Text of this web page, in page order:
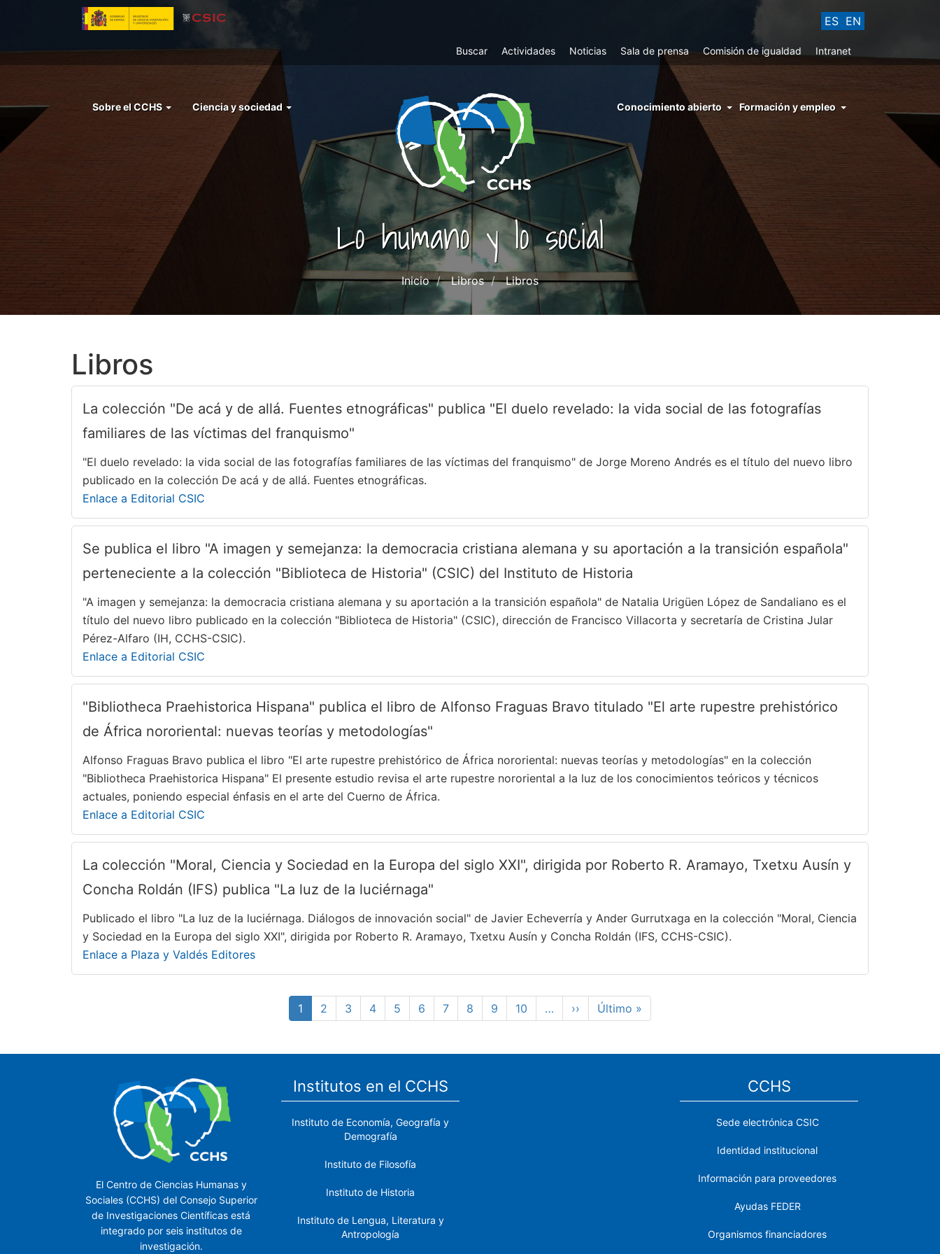
principal
ES EN
Top
Buscar Actividades Noticias Sala de prensa Comisión de igualdad Intranet
Menu
Sobre el CCHS Ciencia y sociedad
menu
conocimiento
abierto
Conocimiento abierto Formación y empleo
Lo humano y lo social
Inicio Libros Libros
Libros
La colección "De acá y de allá. Fuentes etnográficas" publica "El duelo revelado: la vida social de las fotografías
familiares de las víctimas del franquismo"
"El duelo revelado: la vida social de las fotografías familiares de las víctimas del franquismo" de Jorge Moreno Andrés es el título del nuevo libro
publicado en la colección De acá y de allá. Fuentes etnográficas.
Enlace a Editorial CSIC
Se publica el libro "A imagen y semejanza: la democracia cristiana alemana y su aportación a la transición española"
perteneciente a la colección "Biblioteca de Historia" (CSIC) del Instituto de Historia
"A imagen y semejanza: la democracia cristiana alemana y su aportación a la transición española" de Natalia Urigüen López de Sandaliano es el
título del nuevo libro publicado en la colección "Biblioteca de Historia" (CSIC), dirección de Francisco Villacorta y secretaría de Cristina Jular
Pérez-Alfaro (IH, CCHS-CSIC).
Enlace a Editorial CSIC
"Bibliotheca Praehistorica Hispana" publica el libro de Alfonso Fraguas Bravo titulado "El arte rupestre prehistórico
de África nororiental: nuevas teorías y metodologías"
Alfonso Fraguas Bravo publica el libro "El arte rupestre prehistórico de África nororiental: nuevas teorías y metodologías" en la colección
"Bibliotheca Praehistorica Hispana" El presente estudio revisa el arte rupestre nororiental a la luz de los conocimientos teóricos y técnicos
actuales, poniendo especial énfasis en el arte del Cuerno de África.
Enlace a Editorial CSIC
La colección "Moral, Ciencia y Sociedad en la Europa del siglo XXI", dirigida por Roberto R. Aramayo, Txetxu Ausín y
Concha Roldán (IFS) publica "La luz de la luciérnaga"
Publicado el libro "La luz de la luciérnaga. Diálogos de innovación social" de Javier Echeverría y Ander Gurrutxaga en la colección "Moral, Ciencia
y Sociedad en la Europa del siglo XXI", dirigida por Roberto R. Aramayo, Txetxu Ausín y Concha Roldán (IFS, CCHS-CSIC).
Enlace a Plaza y Valdés Editores
Página
actual
1 Page
2 Page
3 Page
4 Page
5 Page
6 Page
7 Page
8 Page
9 Page
10 …
Siguiente
página
››
Última
página
Último »
El Centro de Ciencias Humanas y
Sociales (CCHS) del Consejo Superior
de Investigaciones Científicas está
integrado por seis institutos de
investigación.
Institutos en el CCHS
Instituto de Economía, Geografía y
Demografía
Instituto de Filosofía
Instituto de Historia
Instituto de Lengua, Literatura y
Antropología
CCHS
Sede electrónica CSIC
Identidad institucional
Información para proveedores
Ayudas FEDER
Organismos financiadores